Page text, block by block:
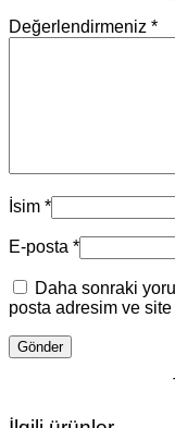
Değerlendirmeniz *
İsim *
E-posta *
Daha sonraki
posta adresim ve